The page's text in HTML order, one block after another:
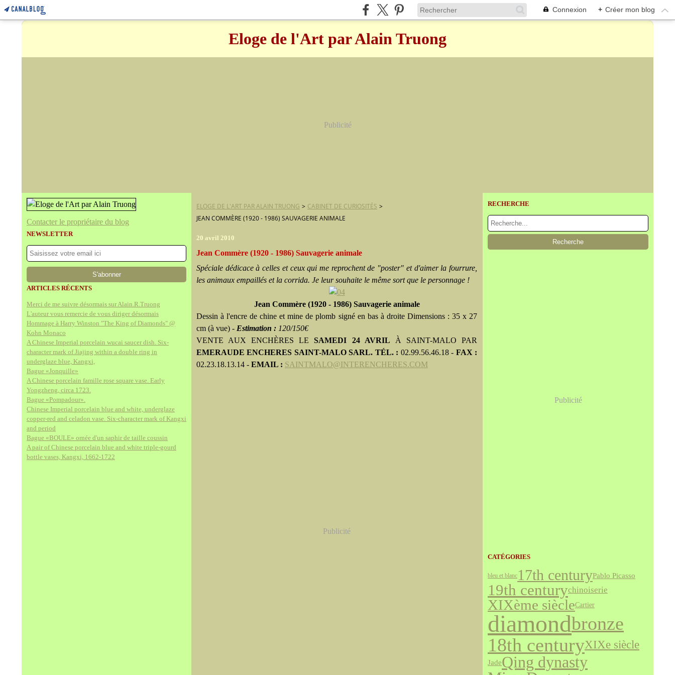
Connexion + Créer mon blog
Eloge de l'Art par Alain Truong
Publicité
Contacter le propriétaire du blog
NEWSLETTER
ARTICLES RÉCENTS
Merci de me suivre désormais sur Alain.R.Truong
L'auteur vous remercie de vous diriger désormais
Hommage à Harry Winston "The King of Diamonds" @
Kohn Monaco
A Chinese Imperial porcelain wucai saucer dish. Six-
character mark of Jiajing within a double ring in
underglaze blue, Kangxi,
Bague «Jonquille»
A Chinese porcelain famille rose square vase. Early
Yongzheng, circa 1723.
Bague «Pompadour».
Chinese Imperial porcelain blue and white, underglaze
copper-red and celadon vase. Six-character mark of Kangxi
and period
Bague «BOULE» ornée d'un saphir de taille coussin
A pair of Chinese porcelain blue and white triple-gourd
bottle vases, Kangxi, 1662-1722
ELOGE DE L'ART PAR ALAIN TRUONG > CABINET DE CURIOSITÉS >
JEAN COMMÈRE (1920 - 1986) SAUVAGERIE ANIMALE
20 avril 2010
Jean Commère (1920 - 1986) Sauvagerie animale
Spéciale dédicace à celles et ceux qui me reprochent de "poster" et d'aimer la fourrure,
les animaux empaillés et la corrida. Je leur souhaite le même sort que le personnage !
Jean Commère (1920 - 1986) Sauvagerie animale
Dessin à l'encre dechine et mine de plomb signé en bas à droite Dimensions : 35 x 27
cm (à vue) - Estimation : 120/150€
VENTE AUX ENCHÈRES LESAMEDI 24 AVRIL À SAINT-MALO PAR
EMERAUDE ENCHERES SAINT-MALO SARL. TÉL. : 02.99.56.46.18 - FAX :
02.23.18.13.14 - EMAIL : SAINTMALO@INTERENCHERES.COM
Publicité
RECHERCHE
Publicité
CATÉGORIES
bleu et blanc17th centuryPablo Picasso
19th centurychinoiserie
XIXème siècleCartier
diamondbronze
18th centuryXIXe siècle
JadeQing dynasty